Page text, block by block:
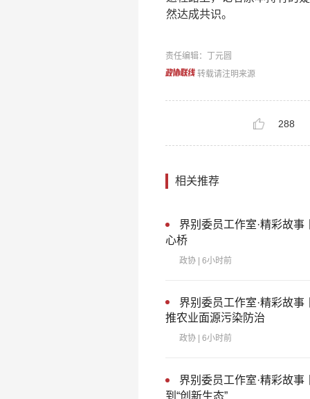
然达成共识。
责任编辑：丁元圆
转载请注明来源
288
相关推荐
界别委员工作室·精彩故
心桥
政协 | 6小时前
界别委员工作室·精彩故事
推农业面源污染防治
政协 | 6小时前
界别委员工作室·精彩故事
到“创新生态”